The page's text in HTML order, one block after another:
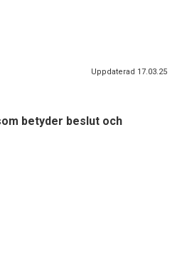
Uppdaterad 17.03.25
betyder beslut och